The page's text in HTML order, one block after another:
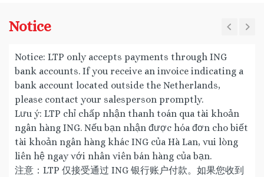
Notice
Notice: LTP only accepts payments through ING
bank accounts. If you receive an invoice indicating a
bank account located outside the Netherlands,
please contact your salesperson promptly.
Lưu ý: LTP chỉ chấp nhận thanh toán qua tài khoản
ngân hàng ING. Nếu bạn nhận được hóa đơn cho biết
tài khoản ngân hàng khác ING của Hà Lan, vui lòng
liên hệ ngay với nhân viên bán hàng của bạn.
注意：LTP 仅接受通过 ING 银行账户付款。如果您收到